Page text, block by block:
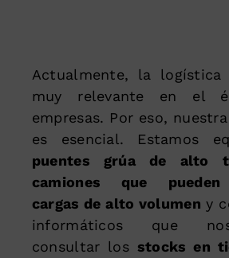
Actualmente, la
muy relevante en el
empresas. Por eso,
es esencial. Estamos
puentes grúa de alto
camiones que
cargas de alto volumen y
informáticos que
consultar los stocks en